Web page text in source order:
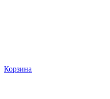
Корзина